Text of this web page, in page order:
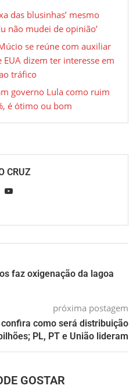
das blusinhas’ mesmo
não mudei de opinião’
se reúne com auxiliar
EUA dizem ter interesse em
tráfico
governo Lula como ruim
é ótimo ou bom
CRUZ
faz oxigenação da lagoa
próxima postagem
como será distribuição
PL, PT e União lideram
GOSTAR